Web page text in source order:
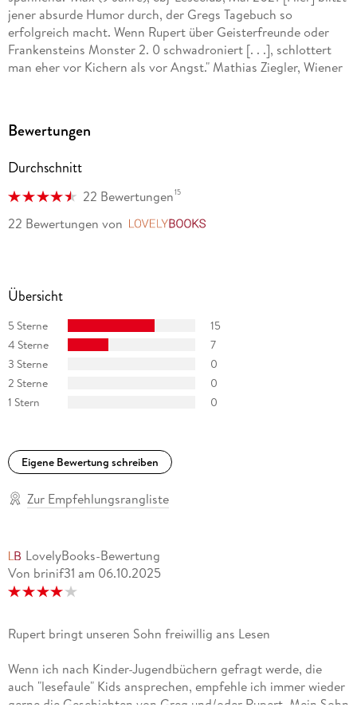
jener absurde Humor durch, der Gregs Tagebuch so
erfolgreich macht. Wenn Rupert über Geisterfreunde oder
Frankensteins Monster 2. 0 schwadroniert [. . .], schlottert
man eher vor Kichern als vor Angst." Mathias Ziegler, Wiener
bringen euch bestimmt auch zum Lachen." Die Welt der
Bewertungen
Durchschnitt
22 Bewertungen15
22 Bewertungen von
Übersicht
5 Sterne
15
4 Sterne
7
3 Sterne
0
2 Sterne
0
1 Stern
0
Eigene Bewertung schreiben
Zur Empfehlungsrangliste
LovelyBooks-Bewertung
Von brinif31 am 06.10.2025
Rupert bringt unseren Sohn freiwillig ans Lesen
Wenn ich nach Kinder-Jugendbüchern gefragt werde, die
auch "lesefaule" Kids ansprechen, empfehle ich immer wieder
gerne die Geschichten von Greg und/oder Rupert. Mein Sohn